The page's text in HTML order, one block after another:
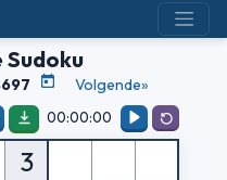
Sudoku
Volgende»
00:00:00
3